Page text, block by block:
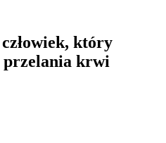
który
przelania krwi